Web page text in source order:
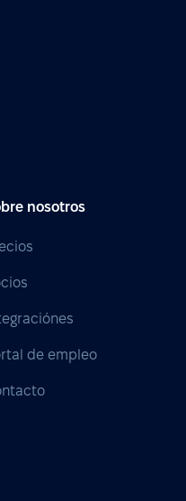
nosotros
de empleo